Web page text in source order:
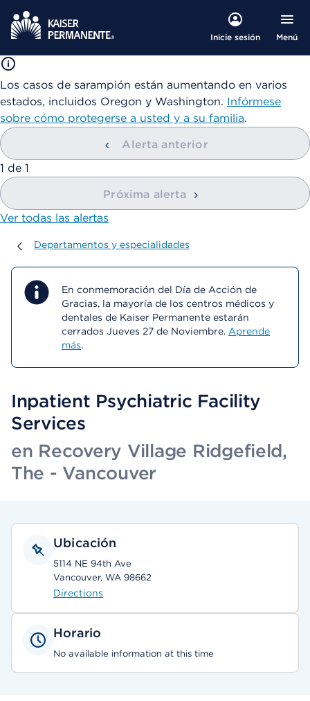
Inicie sesión Menú
Los casos de sarampión están aumentando en varios
estados, incluidos Oregon y Washington. Infórmese
sobre cómo protegerse a usted y a su familia.
Alerta anterior
mostrando
1 de 1
Próxima alerta
Ver todas las alertas
Departamentos y especialidades
Departamentos y especialidades
En conmemoración del Día de Acción de
Gracias, la mayoría de los centros médicos y
dentales de Kaiser Permanente estarán
cerrados Jueves 27 de Noviembre. Aprende
más.
Inpatient Psychiatric Facility
Services
en Recovery Village Ridgefield,
The - Vancouver
Ubicación
5114 NE 94th Ave
Vancouver, WA 98662
Directions
Horario
No available information at this time